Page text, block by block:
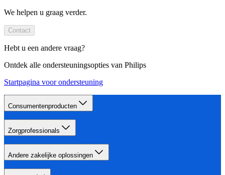
We helpen u graag verder.
Contact
Hebt u een andere vraag?
Ontdek alle ondersteuningsopties van Philips
Startpagina voor ondersteuning
Consumentenproducten
Zorgprofessionals
Andere zakelijke oplossingen